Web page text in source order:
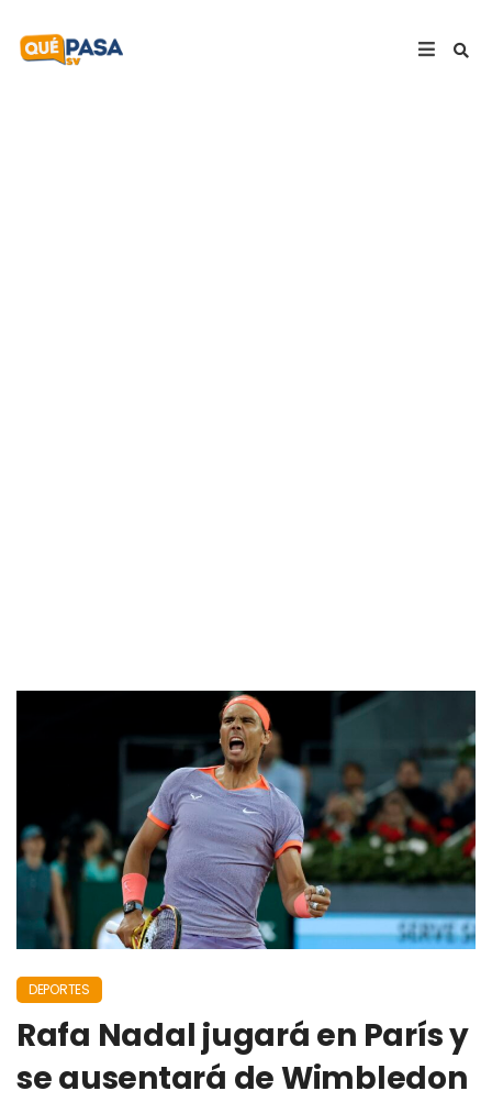
DEPORTES
Rafa Nadal jugará en París y
se ausentará de Wimbledon